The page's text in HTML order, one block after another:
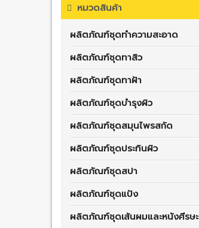
หมวดสินค้า
ผลิตภัณฑ์ชุดทำความสะอาด
ผลิตภัณฑ์ชุดทาสิว
ผลิตภัณฑ์ชุดทาฝ้า
ผลิตภัณฑ์ชุดบำรุงผิว
ผลิตภัณฑ์ชุดสมุนไพรสกัด
ผลิตภัณฑ์ชุดประทินผิว
ผลิตภัณฑ์ชุดสปา
ผลิตภัณฑ์ชุดแป้ง
ผลิตภัณฑ์ชุดเส้นผมและหนังศีรษะ